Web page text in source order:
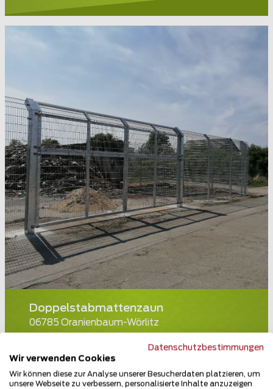
Doppelstabmattenzaun
06785 Oranienbaum-Wörlitz
Teilen
Datenschutzbestimmungen
Wir verwenden Cookies
Wir können diese zur Analyse unserer Besucherdaten platzieren, um
unsere Webseite zu verbessern, personalisierte Inhalte anzuzeigen